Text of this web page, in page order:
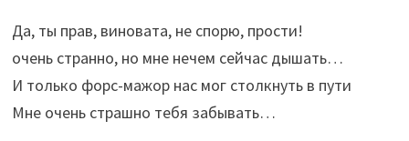
Да, ты прав, виновата, не спорю, прости!
очень странно, но мне нечем сейчас дышать…
И только форс-мажор нас мог столкнуть в пути
Мне очень страшно тебя забывать…